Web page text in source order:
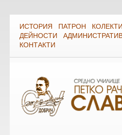
ИСТОРИЯ ПАТРОН
ДЕЙНОСТИ
КОНТАКТИ